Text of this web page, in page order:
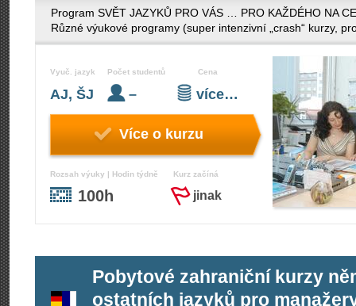
Program SVĚT JAZYKŮ PRO VÁS … PRO KAŽDÉHO NA
Různé výukové programy (super intenzivní „crash“ kurzy,
Vyuč. jazyk
AJ, ŠJ
Počet studentů
–
Cena
více…
Více o kurzu
Rozsah výuky | Hodin týdně
100h
Kurz začíná
jinak
Pobytové zahraniční kurzy
ostatních jazyků pro